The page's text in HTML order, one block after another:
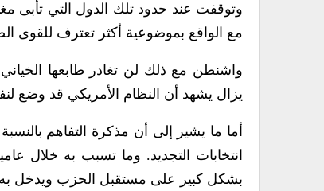
وتوقفت عند حدود تلك الدول التي تأبى
مع الواقع بموضوعية أكثر تعترف للقوى
واشنطن مع ذلك لن تغادر طابعها
يزال يشهد أن النظام الأمريكي قد وضع
أما ما يشير إلى أن مذكرة التفاهم
انتخابات التجديد. وما تسبب به خلال
بشكل كبير على مستقبل الحزب ويدخل به